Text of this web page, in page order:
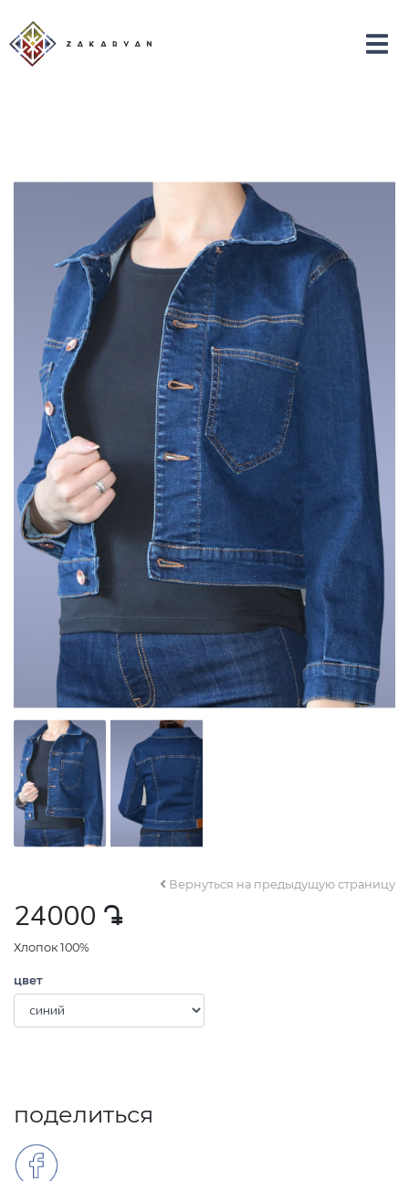
Вернуться на предыдущую страницу
24000 դր․
Хлопок 100%
цвет
поделиться